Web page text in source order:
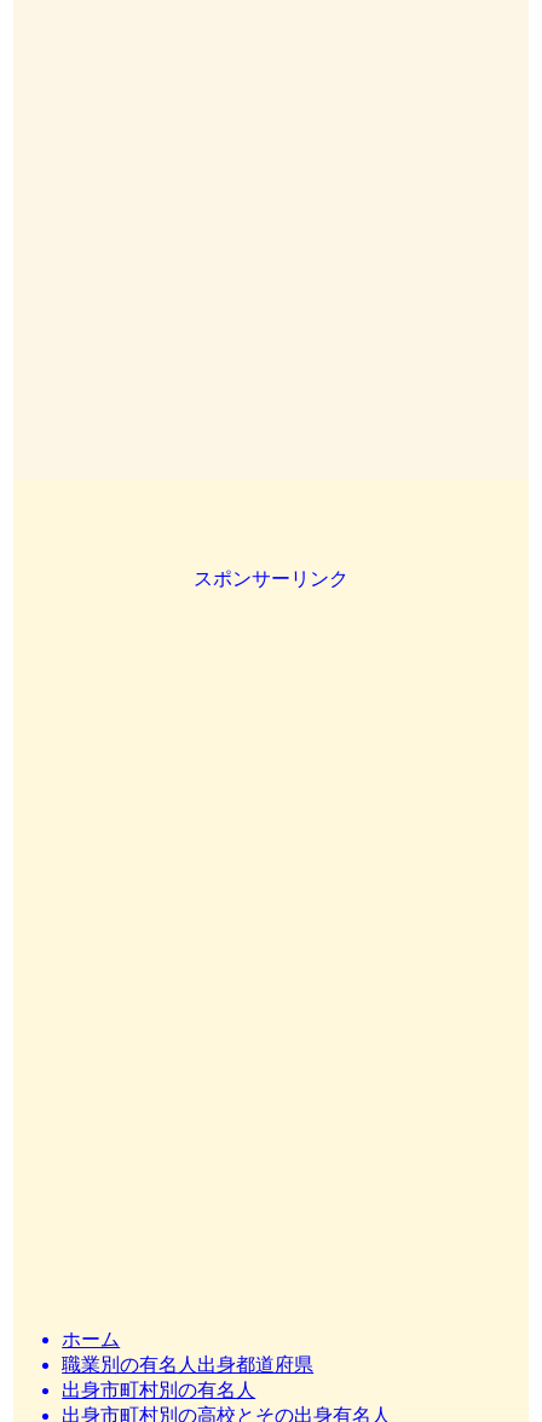
スポンサーリンク
ホーム
職業別の有名人出身都道府県
出身市町村別の有名人
出身市町村別の高校とその出身有名人